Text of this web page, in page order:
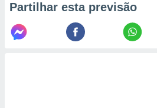
Partilhar esta previsão